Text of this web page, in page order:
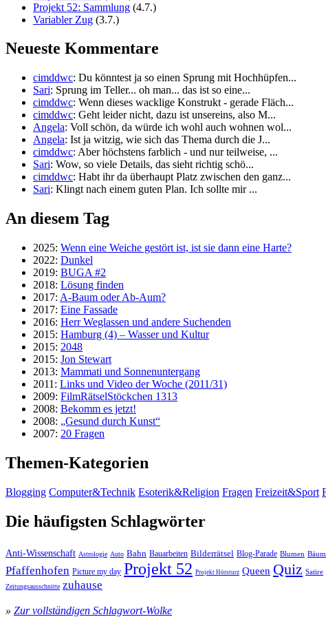
Projekt 52: Sammlung (4.7.)
Variabler Zug (3.7.)
Neueste Kommentare
cimddwc: Du könntest ja so einen Sprung mit Hochhüpfen...
Sari: Sprung im Teller... oh man... das ist so eine...
cimddwc: Wenn dieses wacklige Konstrukt - gerade Fläch...
cimddwc: Geht leider nicht, dazu ist unsereins, also M...
Angela: Voll schön, da würde ich wohl auch wohnen wol...
Angela: Ist ja witzig, wie sich das Thema durch die J...
cimddwc: Aber höchstens farblich - und nur teilweise, ...
Sari: Wow, so viele Details, das sieht richtig schö...
cimddwc: Habt ihr da überhaupt Platz zwischen den ganz...
Sari: Klingt nach einem guten Plan. Ich sollte mir ...
An diesem Tag
2025: Wenn eine Weiche gestört ist, ist sie dann eine Harte?
2022: Dunkel
2019: BUGA #2
2018: Lösung finden
2017: A-Baum oder Ab-Aum?
2017: Eine Fassade
2016: Herr Weglassen und andere Suchenden
2015: Hamburg (4) – Wasser und Kultur
2015: 2048
2015: Jon Stewart
2013: Mammati und Sonnenuntergang
2011: Links und Video der Woche (2011/31)
2009: FilmRätselStöckchen 1313
2008: Bekomm es jetzt!
2008: „Gesund durch Kunst“
2007: 20 Fragen
Themen-Kategorien
Blogging Computer&Technik Esoterik&Religion Fragen Freizeit&Sport
Die häufigsten Schlagwörter
Anti-Wissenschaft Astrologie Auto Bahn Bauarbeiten Bilderrätsel Blog-Parade Blumen
Pfaffenhofen Picture my day Projekt 52 Projekt Hörsturz Queen Quiz Satire
Zeitungsausschnitte zuhause
» Zur vollständigen Schlagwort-Wolke